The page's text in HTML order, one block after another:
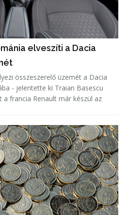
elveszíti a Dacia
összeszerelő üzemét a Dacia
- jelentette ki Traian Basescu
francia Renault már készül az